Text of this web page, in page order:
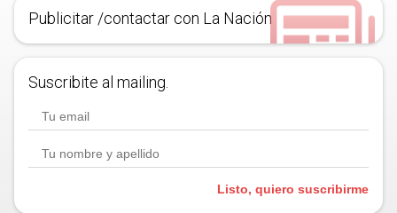
Publicitar /contactar con La Nación
Suscribite al mailing.
Listo, quiero suscribirme